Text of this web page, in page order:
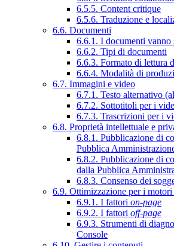
6.5.5. Content critique
6.5.6. Traduzione e
6.6. Documenti
6.6.1. I documenti vanno
6.6.2. Tipi di documenti
6.6.3. Formato di lettura
6.6.4. Modalità di
6.7. Immagini e video
6.7.1. Testo alternativo
6.7.2. Sottotitoli per i
6.7.3. Trascrizioni per i
6.8. Proprietà intellettuale e
6.8.1. Pubblicazione di
Pubblica
6.8.2. Pubblicazione di
dalla Pubblica
6.8.3. Consenso dei
6.9. Ottimizzazione per i
6.9.1. I fattori on-page
6.9.2. I fattori off-page
6.9.3. Strumenti di
Console